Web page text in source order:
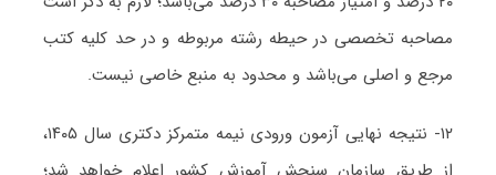
مصاحبه تخصصی در حیطه رشته مربوطه و در حد کلیه کتب
مرجع و اصلی می‌باشد و محدود به منبع خاصی نیست.
۱۲- نتیجه نهایی آزمون ورودی نیمه متمرکز دکتری سال ۱۴۰۵،